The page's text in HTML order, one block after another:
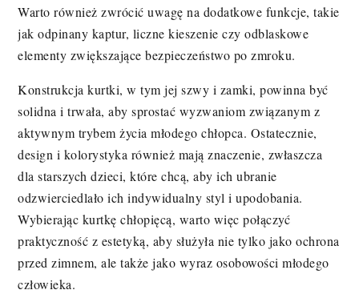
Warto również zwrócić uwagę na dodatkowe funkcje, takie
jak odpinany kaptur, liczne kieszenie czy odblaskowe
elementy zwiększające bezpieczeństwo po zmroku.
Konstrukcja kurtki, w tym jej szwy i zamki, powinna być
solidna i trwała, aby sprostać wyzwaniom związanym z
aktywnym trybem życia młodego chłopca. Ostatecznie,
design i kolorystyka również mają znaczenie, zwłaszcza
dla starszych dzieci, które chcą, aby ich ubranie
odzwierciedlało ich indywidualny styl i upodobania.
Wybierając kurtkę chłopięcą, warto więc połączyć
praktyczność z estetyką, aby służyła nie tylko jako ochrona
przed zimnem, ale także jako wyraz osobowości młodego
człowieka.